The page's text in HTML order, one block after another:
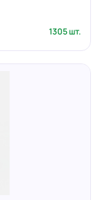
1305 шт.